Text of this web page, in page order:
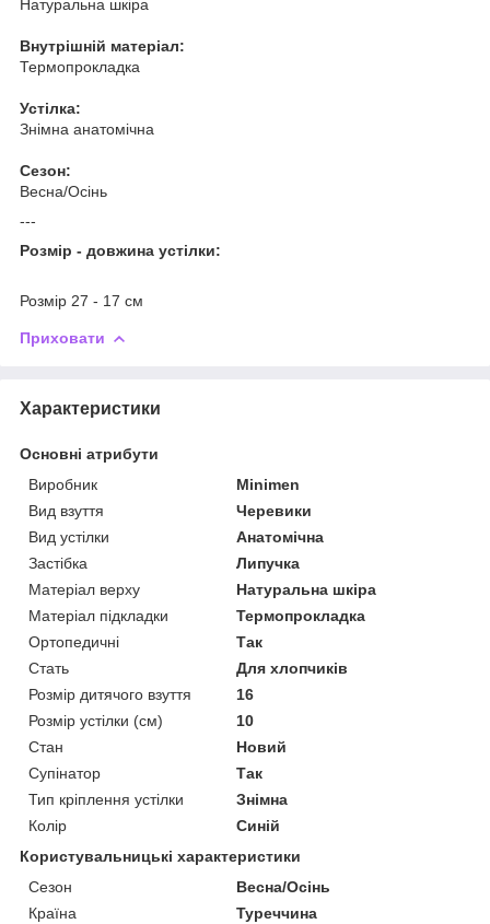
Натуральна шкіра
Внутрішній матеріал:
Термопрокладка
Устілка:
Знімна анатомічна
Сезон:
Весна/Осінь
---
Розмір - довжина устілки:
Розмір 27 - 17 см
Приховати
Характеристики
Основні атрибути
Виробник
Minimen
Вид взуття
Черевики
Вид устілки
Анатомічна
Застібка
Липучка
Матеріал верху
Натуральна шкіра
Матеріал підкладки
Термопрокладка
Ортопедичні
Так
Стать
Для хлопчиків
Розмір дитячого взуття
16
Розмір устілки (см)
10
Стан
Новий
Супінатор
Так
Тип кріплення устілки
Знімна
Колір
Синій
Користувальницькі характеристики
Сезон
Весна/Осінь
Країна
Туреччина